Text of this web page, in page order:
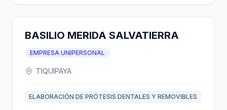
BASILIO MERIDA SALVATIERRA
EMPRESA UNIPERSONAL
TIQUIPAYA
ELABORACIÓN DE PRÓTESIS DENTALES Y REMOVIBLES